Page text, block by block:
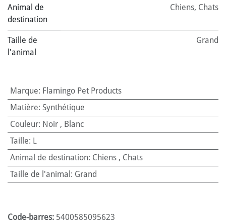
Animal de
destination
Chiens, Chats
Taille de
l'animal
Grand
Marque: Flamingo Pet Products
Matière: Synthétique
Couleur: Noir, Blanc
Taille: L
Animal de destination: Chiens, Chats
Taille de l'animal : Grand
Code-barres: 5400585095623